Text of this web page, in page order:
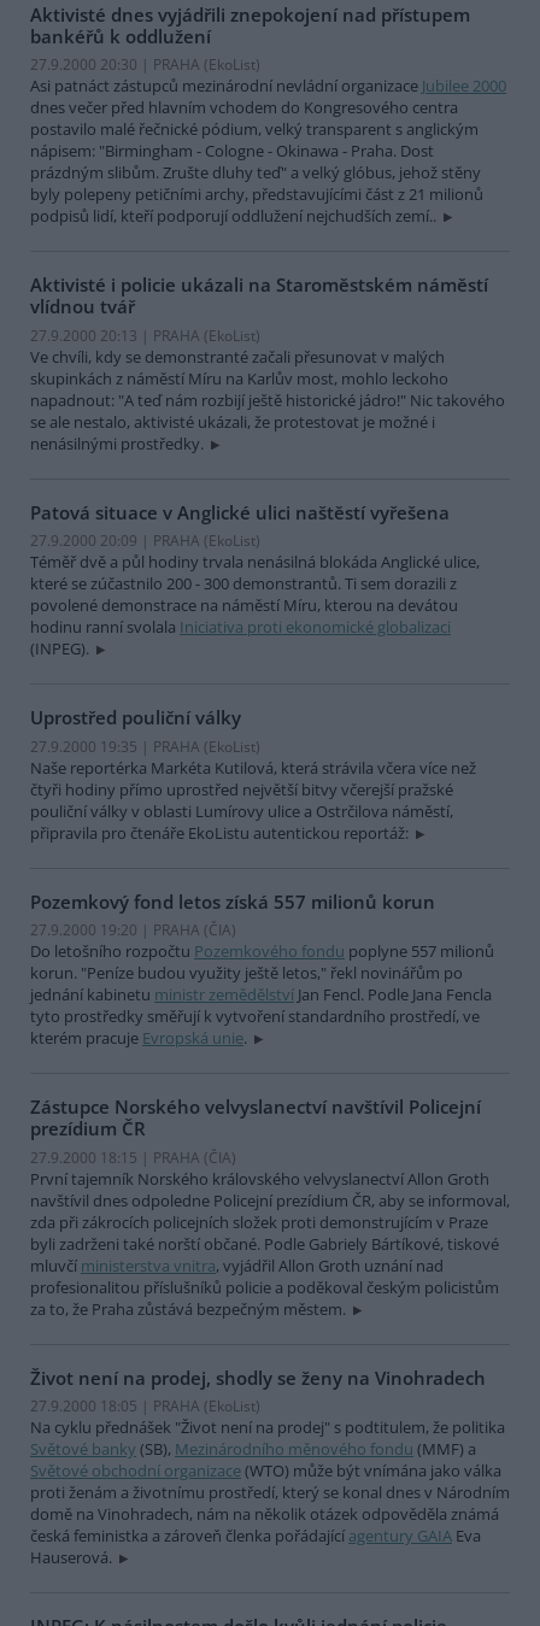
Aktivisté dnes vyjádřili znepokojení nad přístupem
bankéřů k oddlužení
27.9.2000 20:30 | PRAHA (EkoList)
Asi patnáct zástupců mezinárodní nevládní organizace Jubilee 2000
dnes večer před hlavním vchodem do Kongresového centra
postavilo malé řečnické pódium, velký transparent s anglickým
nápisem: "Birmingham - Cologne - Okinawa - Praha. Dost
prázdným slibům. Zrušte dluhy teď" a velký glóbus, jehož stěny
byly polepeny petičními archy, představujícími část z 21 milionů
podpisů lidí, kteří podporují oddlužení nejchudších zemí..
Aktivisté i policie ukázali na Staroměstském náměstí
vlídnou tvář
27.9.2000 20:13 | PRAHA (EkoList)
Ve chvíli, kdy se demonstranté začali přesunovat v malých
skupinkách z náměstí Míru na Karlův most, mohlo leckoho
napadnout: "A teď nám rozbijí ještě historické jádro!" Nic takového
se ale nestalo, aktivisté ukázali, že protestovat je možné i
nenásilnými prostředky.
Patová situace v Anglické ulici naštěstí vyřešena
27.9.2000 20:09 | PRAHA (EkoList)
Téměř dvě a půl hodiny trvala nenásilná blokáda Anglické ulice,
které se zúčastnilo 200 - 300 demonstrantů. Ti sem dorazili z
povolené demonstrace na náměstí Míru, kterou na devátou
hodinu ranní svolala Iniciativa proti ekonomické globalizaci
(INPEG).
Uprostřed pouliční války
27.9.2000 19:35 | PRAHA (EkoList)
Naše reportérka Markéta Kutilová, která strávila včera více než
čtyři hodiny přímo uprostřed největší bitvy včerejší pražské
pouliční války v oblasti Lumírovy ulice a Ostrčilova náměstí,
připravila pro čtenáře EkoListu autentickou reportáž:
Pozemkový fond letos získá 557 milionů korun
27.9.2000 19:20 | PRAHA (ČIA)
Do letošního rozpočtu Pozemkového fondu poplyne 557 milionů
korun. "Peníze budou využity ještě letos," řekl novinářům po
jednání kabinetu ministr zemědělství Jan Fencl. Podle Jana Fencla
tyto prostředky směřují k vytvoření standardního prostředí, ve
kterém pracuje Evropská unie.
Zástupce Norského velvyslanectví navštívil Policejní
prezídium ČR
27.9.2000 18:15 | PRAHA (ČIA)
První tajemník Norského královského velvyslanectví Allon Groth
navštívil dnes odpoledne Policejní prezídium ČR, aby se informoval,
zda při zákrocích policejních složek proti demonstrujícím v Praze
byli zadrženi také norští občané. Podle Gabriely Bártíkové, tiskové
mluvčí ministerstva vnitra, vyjádřil Allon Groth uznání nad
profesionalitou příslušníků policie a poděkoval českým policistům
za to, že Praha zůstává bezpečným městem.
Život není na prodej, shodly se ženy na Vinohradech
27.9.2000 18:05 | PRAHA (EkoList)
Na cyklu přednášek "Život není na prodej" s podtitulem, že politika
Světové banky (SB), Mezinárodního měnového fondu (MMF) a
Světové obchodní organizace(WTO) může být vnímána jako válka
proti ženám a životnímu prostředí, který se konal dnes v Národním
domě na Vinohradech, nám na několik otázek odpověděla známá
česká feministka a zároveň členka pořádající agentury GAIA Eva
Hauserová.